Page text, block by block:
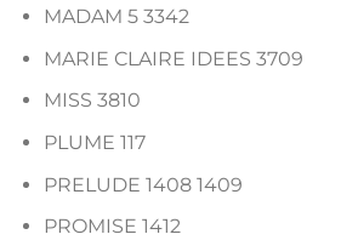
MADAM 5 3342
MARIE CLAIRE IDEES 3709
MISS 3810
PLUME 117
PRELUDE 1408 1409
PROMISE 1412